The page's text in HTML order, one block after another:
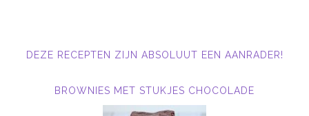
DEZE RECEPTEN ZIJN ABSOLUUT EEN AANRADER!
BROWNIES MET STUKJES CHOCOLADE